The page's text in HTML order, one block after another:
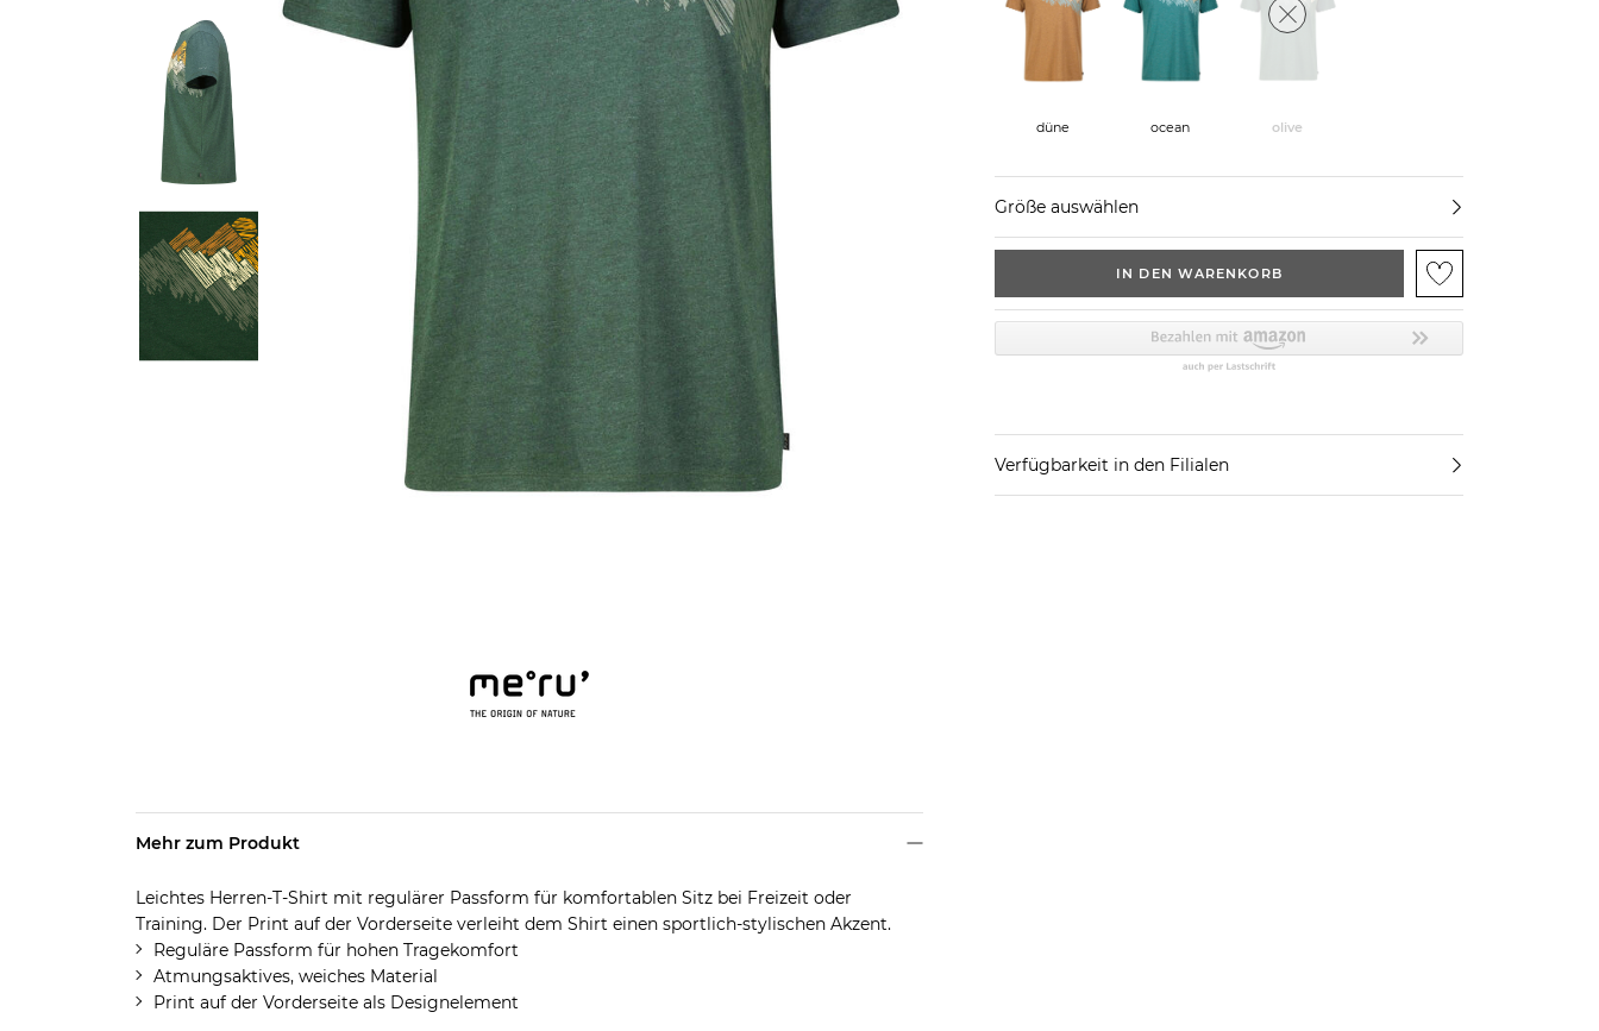
düne ocean olive
Größe auswählen
IN DEN WARENKORB
Verfügbarkeit in den Filialen
Mehr zum Produkt
Leichtes Herren-T-Shirt mit regulärer Passform für komfortablen Sitz bei Freizeit oder
Training. Der Print auf der Vorderseite verleiht dem Shirt einen sportlich-stylischen Akzent.
Reguläre Passform für hohen Tragekomfort
Atmungsaktives, weiches Material
Print auf der Vorderseite als Designelement